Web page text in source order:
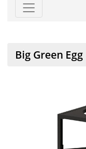
Big Green Egg